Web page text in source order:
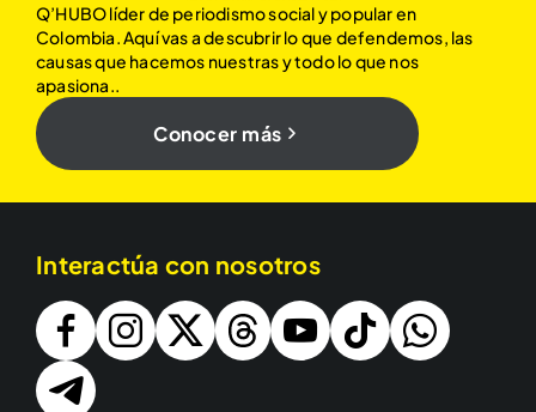
Q’HUBO líder de periodismo social y popular en
Colombia. Aquí vas a descubrir lo que defendemos, las
causas que hacemos nuestras y todo lo que nos
apasiona..
Conocer más
Interactúa con nosotros